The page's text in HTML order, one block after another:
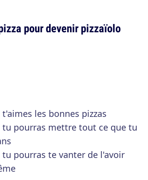
pour devenir pizzaïolo
t'aimes les bonnes pizzas
tu pourras mettre tout ce que tu
tu pourras te vanter de l'avoir